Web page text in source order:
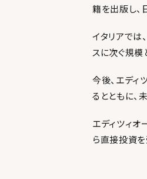
籍を出版し、
イタリアで
スに次ぐ規模
今後、エデ
るとともに、
エディツィ
ら直接投資を